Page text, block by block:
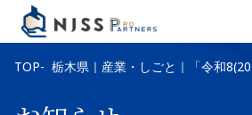
TOP 栃木県｜産業・しごと｜「令和